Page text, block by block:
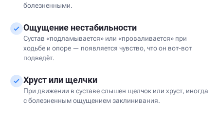
болезненными.
Ощущение нестабильности
Сустав «подламывается» или «проваливается» при
ходьбе и опоре — появляется чувство, что он вот-вот
подведёт.
Хруст или щелчки
При движении в суставе слышен щелчок или хруст, иногда
с болезненным ощущением заклинивания.